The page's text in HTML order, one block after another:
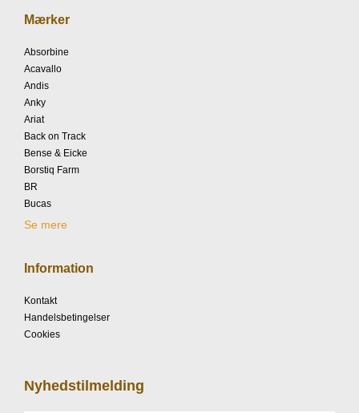
Mærker
Absorbine
Acavallo
Andis
Anky
Ariat
Back on Track
Bense & Eicke
Borstiq Farm
BR
Bucas
Se mere
Information
Kontakt
Handelsbetingelser
Cookies
Nyhedstilmelding